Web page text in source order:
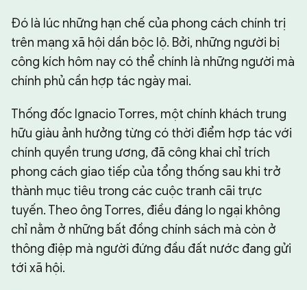
Đó là lúc những hạn chế của phong cách chính trị
trên mạng xã hội dần bộc lộ. Bởi, những người bị
công kích hôm nay có thể chính là những người mà
chính phủ cần hợp tác ngày mai.
Thống đốc Ignacio Torres, một chính khách trung
hữu giàu ảnh hưởng từng có thời điểm hợp tác với
chính quyền trung ương, đã công khai chỉ trích
phong cách giao tiếp của tổng thống sau khi trở
thành mục tiêu trong các cuộc tranh cãi trực
tuyến. Theo ông Torres, điều đáng lo ngại không
chỉ nằm ở những bất đồng chính sách mà còn ở
thông điệp mà người đứng đầu đất nước đang gửi
tới xã hội.